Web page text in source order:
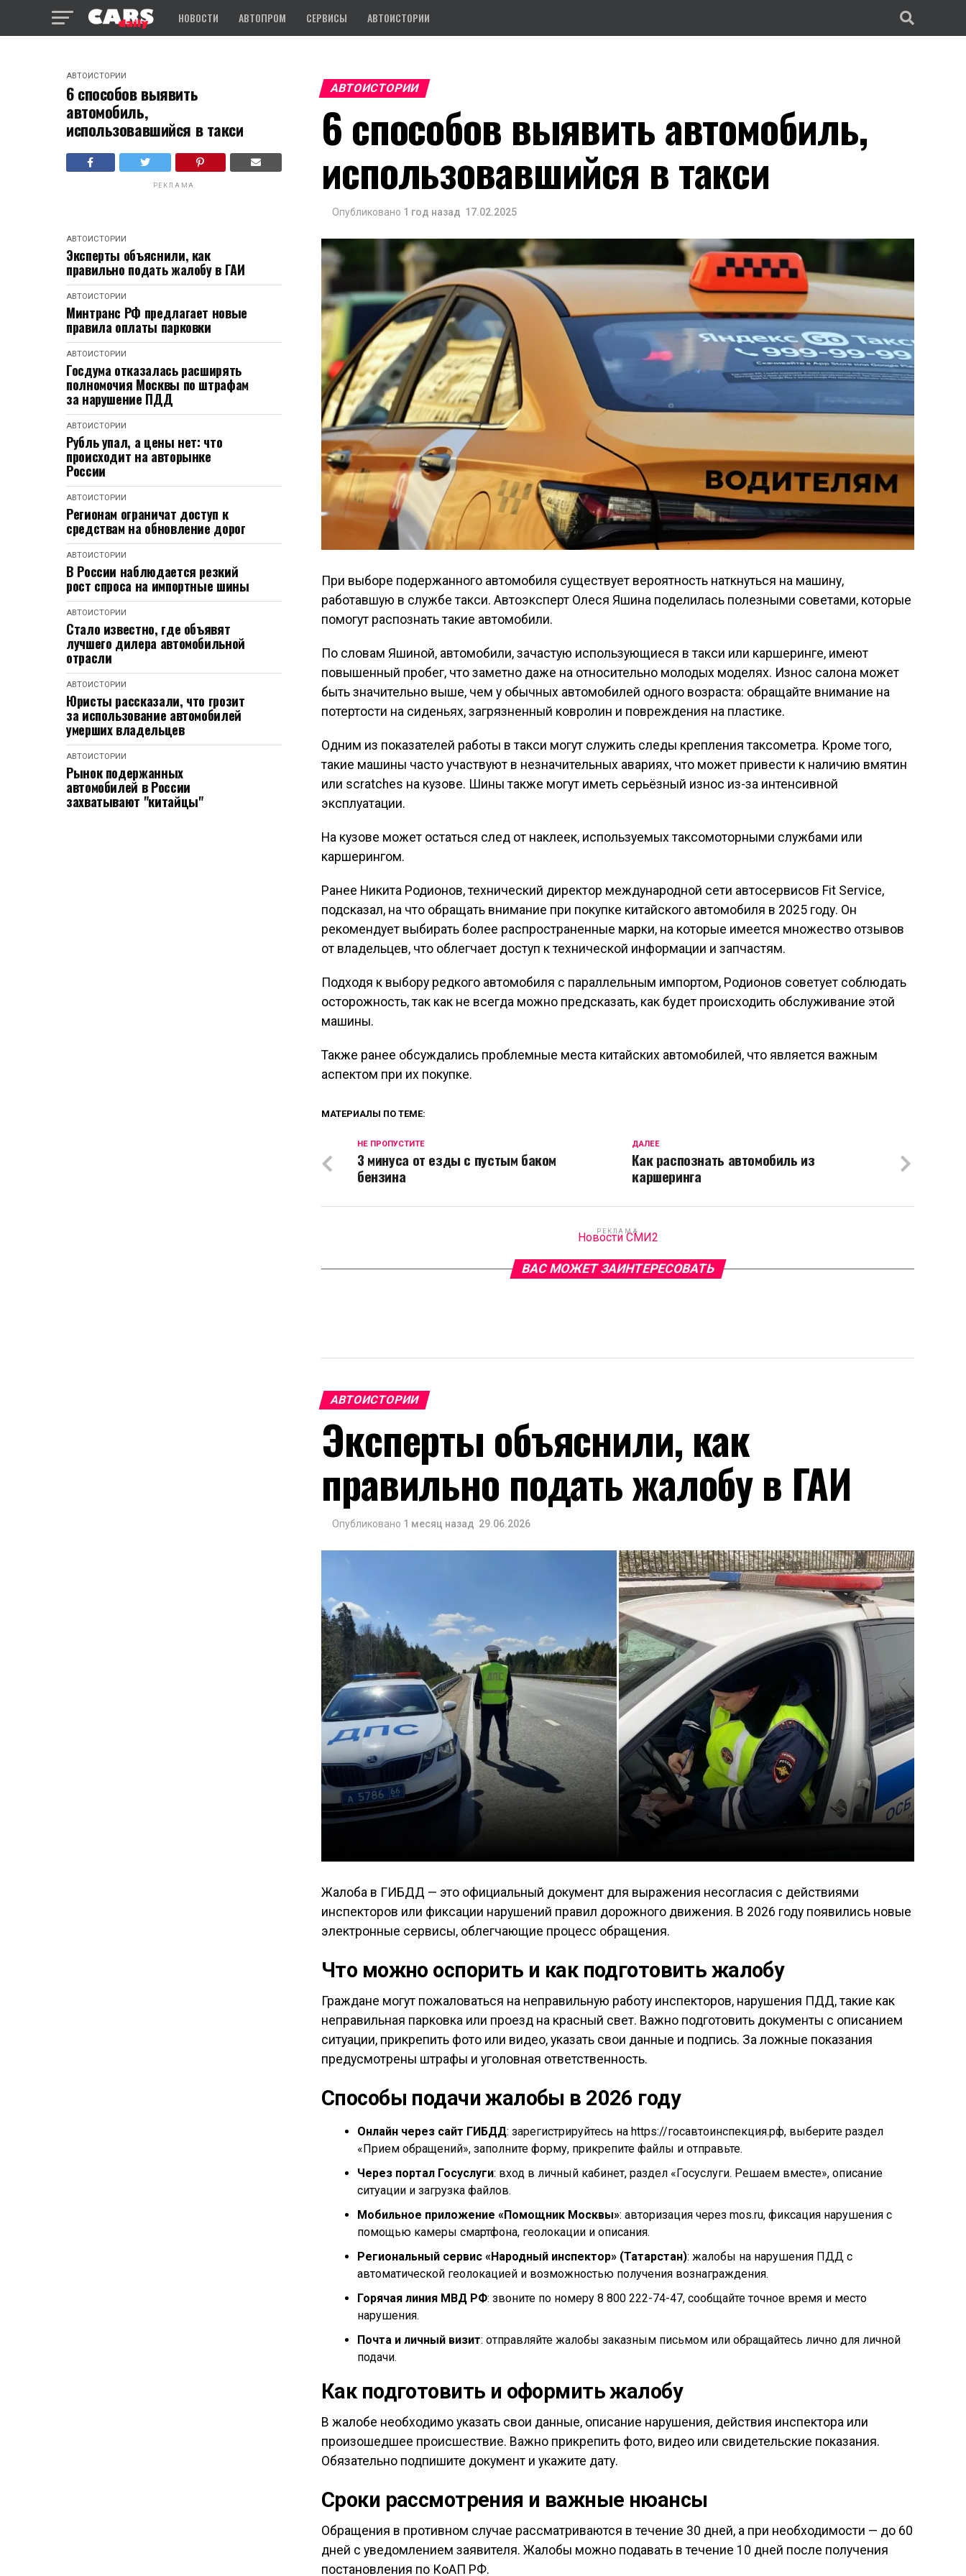
НОВОСТИ АВТОПРОМ СЕРВИСЫ АВТОИСТОРИИ
АВТОИСТОРИИ
6 способов выявить
автомобиль,
использовавшийся в такси
РЕКЛАМА
АВТОИСТОРИИ
Эксперты объяснили, как
правильно подать жалобу в ГАИ
АВТОИСТОРИИ
Минтранс РФ предлагает новые
правила оплаты парковки
АВТОИСТОРИИ
Госдума отказалась расширять
полномочия Москвы по штрафам
за нарушение ПДД
АВТОИСТОРИИ
Рубль упал, а цены нет: что
происходит на авторынке
России
АВТОИСТОРИИ
Регионам ограничат доступ к
средствам на обновление дорог
АВТОИСТОРИИ
В России наблюдается резкий
рост спроса на импортные шины
АВТОИСТОРИИ
Стало известно, где объявят
лучшего дилера автомобильной
отрасли
АВТОИСТОРИИ
Юристы рассказали, что грозит
за использование автомобилей
умерших владельцев
АВТОИСТОРИИ
Рынок подержанных
автомобилей в России
захватывают "китайцы"
АВТОИСТОРИИ
6 способов выявить автомобиль,
использовавшийся в такси
Опубликовано 1 год назад 17.02.2025
При выборе подержанного автомобиля существует вероятность наткнуться на машину,
работавшую в службе такси. Автоэксперт Олеся Яшина поделилась полезными советами, которые
помогут распознать такие автомобили.
По словам Яшиной, автомобили, зачастую использующиеся в такси или каршеринге, имеют
повышенный пробег, что заметно даже на относительно молодых моделях. Износ салона может
быть значительно выше, чем у обычных автомобилей одного возраста: обращайте внимание на
потертости на сиденьях, загрязненный ковролин и повреждения на пластике.
Одним из показателей работы в такси могут служить следы крепления таксометра. Кроме того,
такие машины часто участвуют в незначительных авариях, что может привести к наличию вмятин
или scratches на кузове. Шины также могут иметь серьёзный износ из-за интенсивной
эксплуатации.
На кузове может остаться след от наклеек, используемых таксомоторными службами или
каршерингом.
Ранее Никита Родионов, технический директор международной сети автосервисов Fit Service,
подсказал, на что обращать внимание при покупке китайского автомобиля в 2025 году. Он
рекомендует выбирать более распространенные марки, на которые имеется множество отзывов
от владельцев, что облегчает доступ к технической информации и запчастям.
Подходя к выбору редкого автомобиля с параллельным импортом, Родионов советует соблюдать
осторожность, так как не всегда можно предсказать, как будет происходить обслуживание этой
машины.
Также ранее обсуждались проблемные места китайских автомобилей, что является важным
аспектом при их покупке.
МАТЕРИАЛЫ ПО ТЕМЕ:
ДАЛЕЕ
Как распознать автомобиль из
каршеринга
НЕ ПРОПУСТИТЕ
3 минуса от езды с пустым баком
бензина
РЕКЛАМА
Новости СМИ2
ВАС МОЖЕТ ЗАИНТЕРЕСОВАТЬ
АВТОИСТОРИИ
Эксперты объяснили, как
правильно подать жалобу в ГАИ
Опубликовано 1 месяц назад 29.06.2026
Жалоба в ГИБДД — это официальный документ для выражения несогласия с действиями
инспекторов или фиксации нарушений правил дорожного движения. В 2026 году появились новые
электронные сервисы, облегчающие процесс обращения.
Что можно оспорить и как подготовить жалобу
Граждане могут пожаловаться на неправильную работу инспекторов, нарушения ПДД, такие как
неправильная парковка или проезд на красный свет. Важно подготовить документы с описанием
ситуации, прикрепить фото или видео, указать свои данные и подпись. За ложные показания
предусмотрены штрафы и уголовная ответственность.
Способы подачи жалобы в 2026 году
Онлайн через сайт ГИБДД: зарегистрируйтесь на https://госавтоинспекция.рф, выберите раздел
«Прием обращений», заполните форму, прикрепите файлы и отправьте.
Через портал Госуслуги: вход в личный кабинет, раздел «Госуслуги. Решаем вместе», описание
ситуации и загрузка файлов.
Мобильное приложение «Помощник Москвы»: авторизация через mos.ru, фиксация нарушения с
помощью камеры смартфона, геолокации и описания.
Региональный сервис «Народный инспектор» (Татарстан): жалобы на нарушения ПДД с
автоматической геолокацией и возможностью получения вознаграждения.
Горячая линия МВД РФ: звоните по номеру 8 800 222-74-47, сообщайте точное время и место
нарушения.
Почта и личный визит: отправляйте жалобы заказным письмом или обращайтесь лично для личной
подачи.
Как подготовить и оформить жалобу
В жалобе необходимо указать свои данные, описание нарушения, действия инспектора или
произошедшее происшествие. Важно прикрепить фото, видео или свидетельские показания.
Обязательно подпишите документ и укажите дату.
Сроки рассмотрения и важные нюансы
Обращения в противном случае рассматриваются в течение 30 дней, а при необходимости — до 60
дней с уведомлением заявителя. Жалобы можно подавать в течение 10 дней после получения
постановления по КоАП РФ.